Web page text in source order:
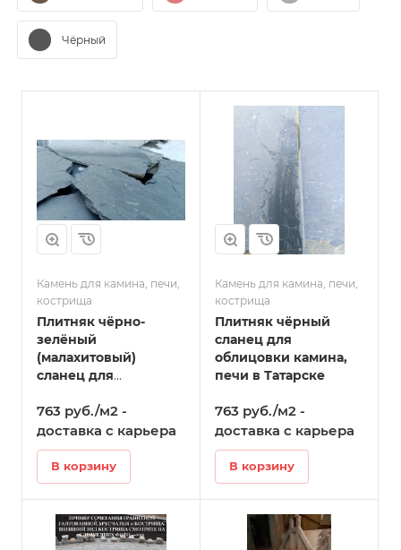
Чёрный
Камень для камина, печи,
кострища
Плитняк чёрно-
зелёный
(малахитовый)
сланец для
печи, толщина 10-30
мм в Татарске
763 руб./м2 -
доставка с карьера
В корзину
Камень для камина, печи,
кострища
Плитняк чёрный
сланец для
облицовки камина,
печи в Татарске
763 руб./м2 -
доставка с карьера
В корзину